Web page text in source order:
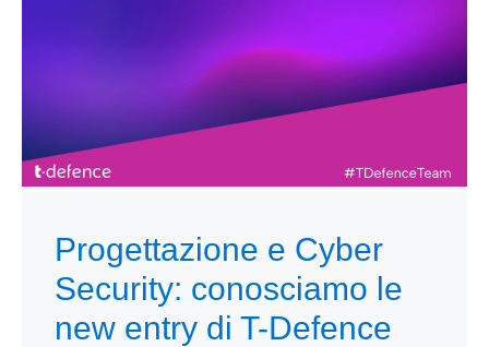
Progettazione e Cyber
Security: conosciamo le
new entry di T-Defence